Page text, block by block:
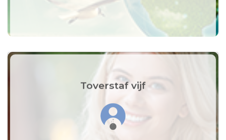
Toverstaf vijf